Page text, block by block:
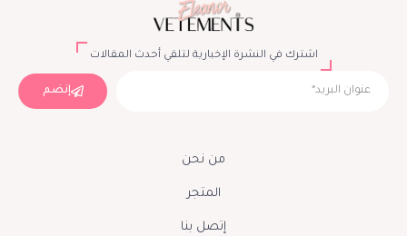
اشترك في النشرة الإخبارية لتلقي أحدث المقالات
إنضم
من نحن
المتجر
إتصل بنا